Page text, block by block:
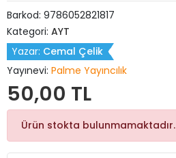
Barkod: 9786052821817
Kategori: AYT
Yazar: Cemal Çelik
Yayınevi: Palme Yayıncılık
50,00 TL
Ürün stokta bulunmamaktadır.